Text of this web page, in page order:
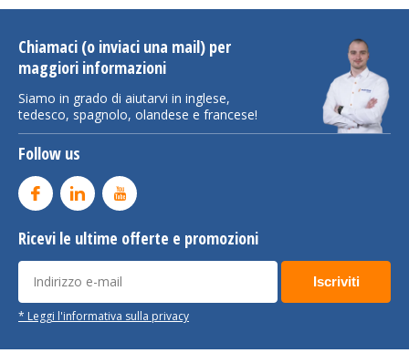
Chiamaci (o inviaci una mail) per
maggiori informazioni
Siamo in grado di aiutarvi in inglese,
tedesco, spagnolo, olandese e francese!
Follow us
Ricevi le ultime offerte e promozioni
Iscriviti
* Leggi l'informativa sulla privacy